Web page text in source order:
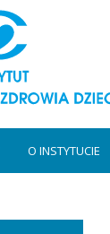
O INSTYTUCIE